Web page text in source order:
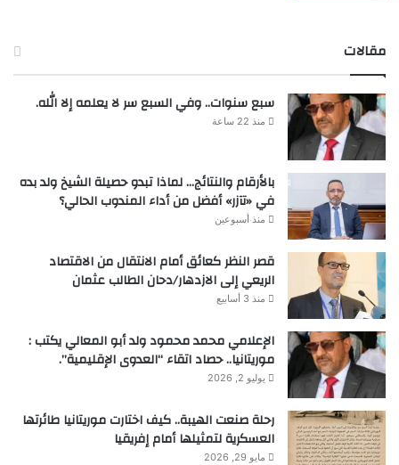
مقالات
سبع سنوات.. وفي السبع سر لا يعلمه إلا الله.
منذ 22 ساعة
بالأرقام والنتائج… لماذا تبدو حصيلة الشيخ ولد بده
في «تآزر» أفضل من أداء المندوب الحالي؟
منذ أسبوعين
قصر النظر كعائق أمام الانتقال من الاقتصاد
الريعي إلى الازدهار/دحان الطالب عثمان
منذ 3 أسابيع
الإعلامي محمد محمود ولد أبو المعالي يكتب :
موريتانيا.. حصاد اتقاء “العدوى الإقليمية”.
يوليو 2, 2026
رحلة صنعت الهيبة.. كيف اختارت موريتانيا طائرتها
العسكرية لتمثيلها أمام إفريقيا
مايو 29, 2026